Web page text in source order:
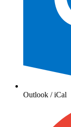
Outlook / iCal